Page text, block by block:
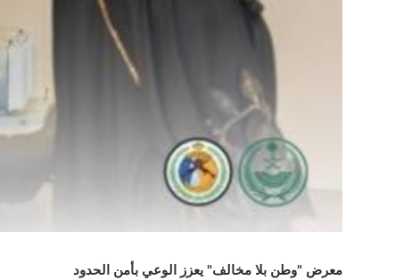
معرض "وطن بلا مخالف" يعزز الوعي بأمن الحدود